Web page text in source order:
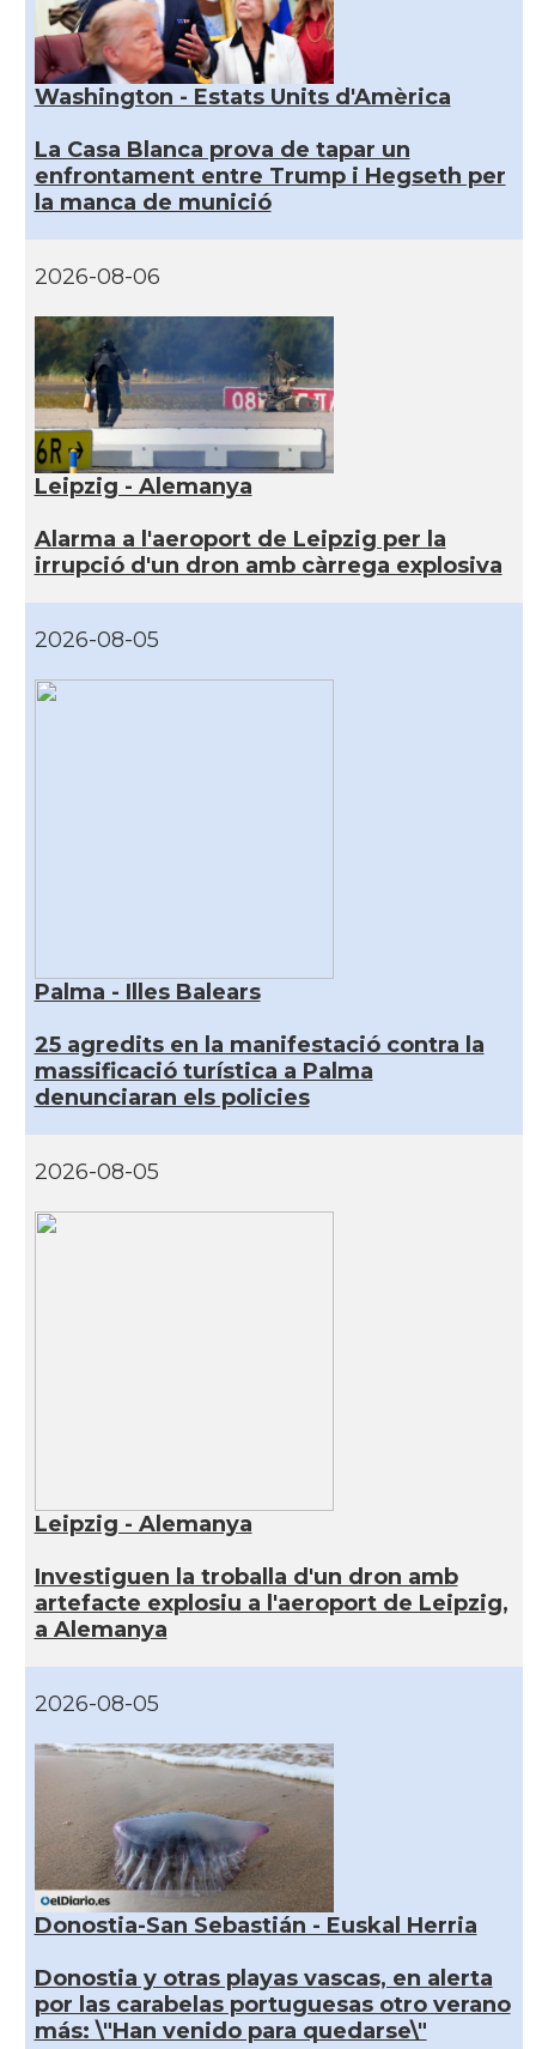
Washington - Estats Units d'Amèrica
La Casa Blanca prova de tapar un
enfrontament entre Trump i Hegseth per
la manca de munició
2026-08-06
Leipzig - Alemanya
Alarma a l'aeroport de Leipzig per la
irrupció d'un dron amb càrrega explosiva
2026-08-05
Palma - Illes Balears
25 agredits en la manifestació contra la
massificació turística a Palma
denunciaran els policies
2026-08-05
Leipzig - Alemanya
Investiguen la troballa d'un dron amb
artefacte explosiu a l'aeroport de Leipzig,
a Alemanya
2026-08-05
Donostia-San Sebastián - Euskal Herria
Donostia y otras playas vascas, en alerta
por las carabelas portuguesas otro verano
más: \"Han venido para quedarse\"